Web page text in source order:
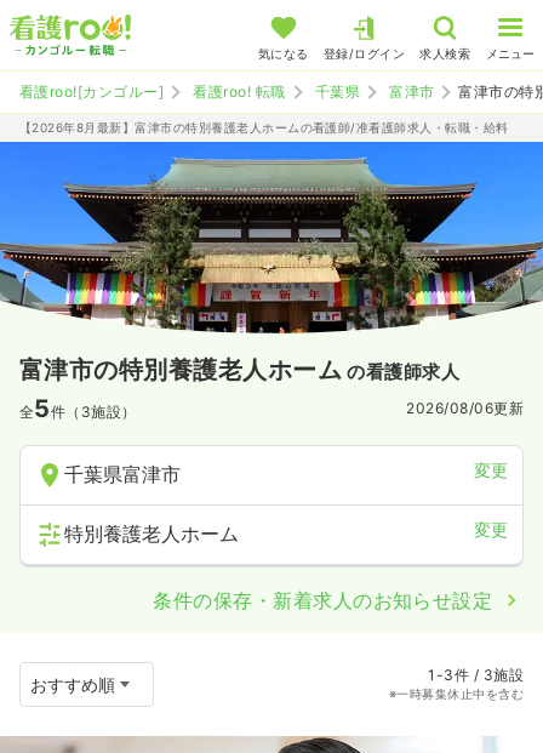
気になる 登録/ログイン 求人検索 メニュー
看護roo![カンゴルー] 看護roo! 転職 千葉県 富津市 富津市の特
【2026年8月最新】富津市の特別養護老人ホームの看護師/准看護師求人・転職・給料
富津市の特別養護老人ホーム の看護師求人
全5件（3施設） 2026/08/06更新
千葉県富津市 変更
特別養護老人ホーム 変更
条件の保存・新着求人のお知らせ設定
1-3件 / 3施設
※一時募集休止中を含む